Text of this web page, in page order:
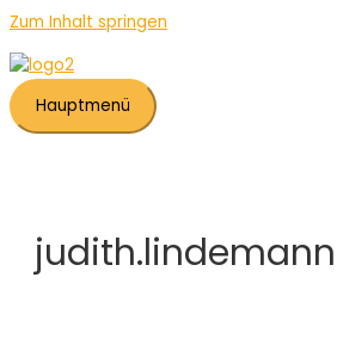
Zum Inhalt springen
Hauptmenü